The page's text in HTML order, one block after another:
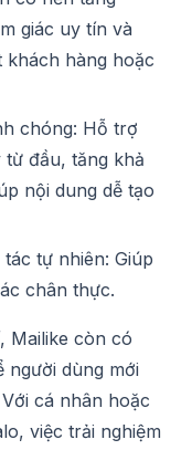
giác uy tín và
hàng hoặc
chóng: Hỗ trợ
đầu, tăng khả
nội dung dễ tạo
tác tự nhiên: Giúp
chân thực.
Mailike còn có
người dùng mới
cá nhân hoặc
việc trải nghiệm